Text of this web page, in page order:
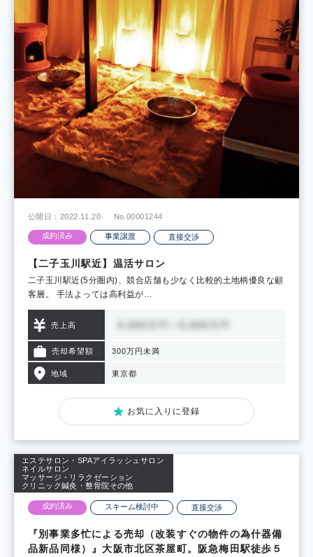
公開日：2022.11.20 No.00001244
成約済み 事業譲渡 直接交渉
【二子玉川駅近】温活サロン
二子玉川駅近(5分圏内)、競合店舗も少なく比較的土地柄優良な顧
客層。 手法よっては高利益が…
売上高
売却希望額 300万円未満
地域 東京都
お気に入りに登録
エステサロン・SPAアイラッシュサロン
ネイルサロン
マッサージ・リラクゼーション
クリニック鍼灸・整骨院その他
公開日：2022.11.16 No.00001232
成約済み スキーム検討中 直接交渉
『別事業多忙による売却（改装すぐの物件の為什器備
品新品同様）』大阪市北区茶屋町。阪急梅田駅徒歩５